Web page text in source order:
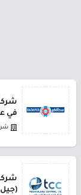
في